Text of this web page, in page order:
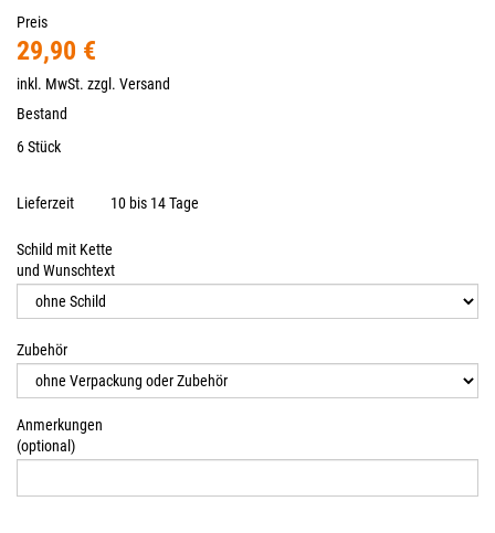
Preis
29,90 €
inkl. MwSt. zzgl. Versand
Bestand
6 Stück
Lieferzeit 10 bis 14 Tage
Schild mit Kette
und Wunschtext
Zubehör
Anmerkungen
(optional)